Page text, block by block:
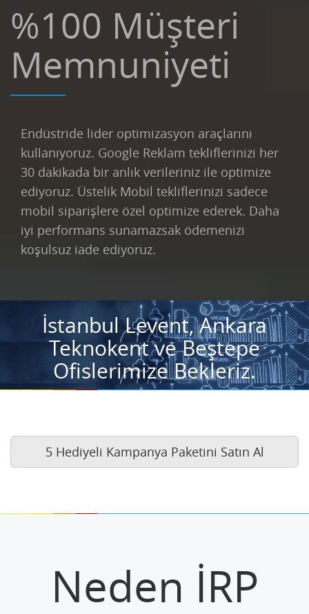
%100 Müşteri
Memnuniyeti
Endüstride lider optimizasyon araçlarını
kullanıyoruz. Google Reklam tekliflerinizi her
30 dakikada bir anlık verileriniz ile optimize
ediyoruz. Üstelik Mobil tekliflerinizi sadece
mobil siparişlere özel optimize ederek. Daha
iyi performans sunamazsak ödemenizi
koşulsuz iade ediyoruz.
İstanbul Levent, Ankara
Teknokent ve Beştepe
Ofislerimize Bekleriz.
5 Hediyeli Kampanya Paketini Satın Al
Neden İRP